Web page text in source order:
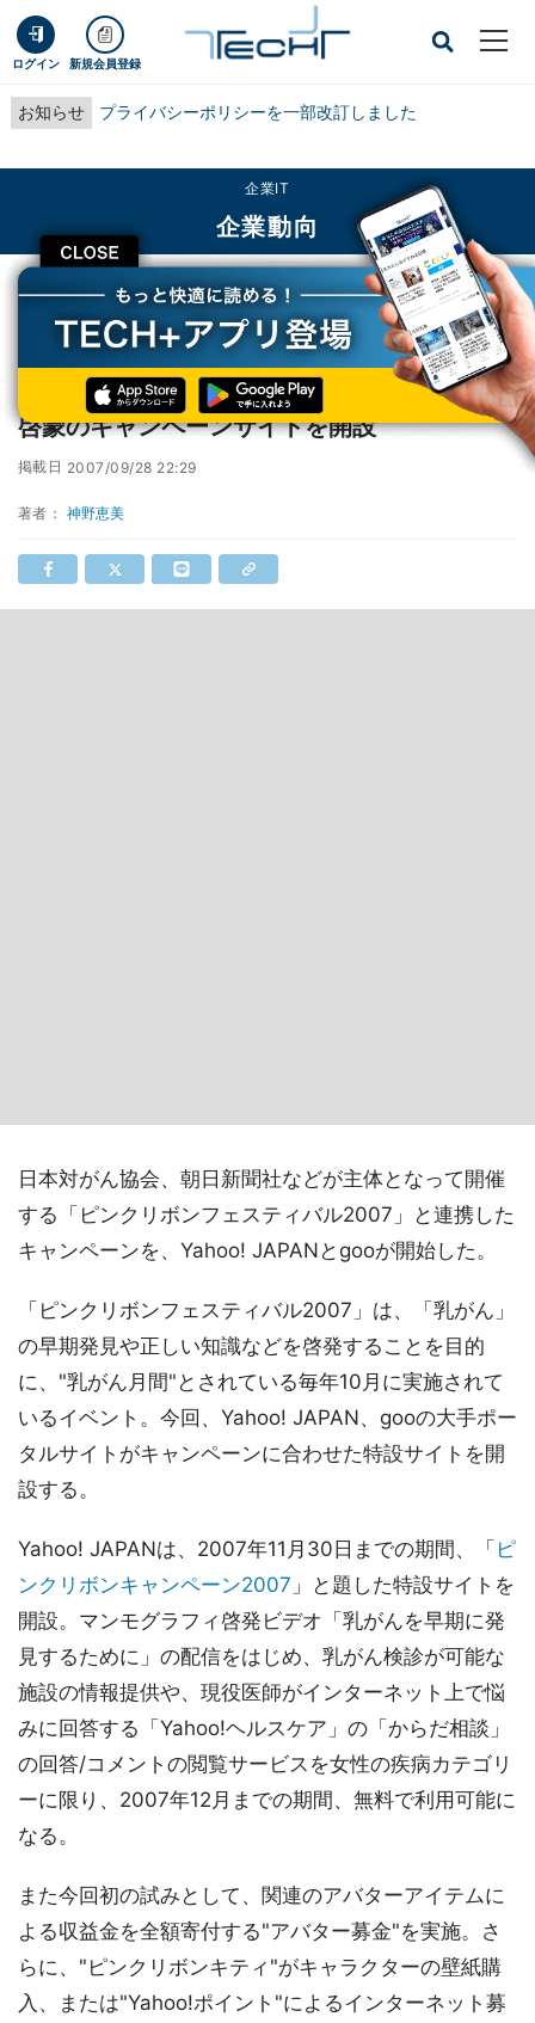
ログイン 新規会員登録
お知らせ プライバシーポリシーを一部改訂しました
CLOSE
企業IT
企業動向
TECH+ 企業IT
企業動向
Yahoo! JAPANとgooの二大ポータルが乳がん啓蒙のキャンペーンサイトを開設
Yahoo! JAPANとgooの二大ポータルが乳がん
啓蒙のキャンペーンサイトを開設
掲載日 2007/09/28 22:29
著者： 神野恵美
日本対がん協会、朝日新聞社などが主体となって開催
する「ピンクリボンフェスティバル2007」と連携した
キャンペーンを、Yahoo! JAPANとgooが開始した。
「ピンクリボンフェスティバル2007」は、「乳がん」
の早期発見や正しい知識などを啓発することを目的
に、"乳がん月間"とされている毎年10月に実施されて
いるイベント。今回、Yahoo! JAPAN、gooの大手ポー
タルサイトがキャンペーンに合わせた特設サイトを開
設する。
Yahoo! JAPANは、2007年11月30日までの期間、「 ピ
ンクリボンキャンペーン2007 」と題した特設サイトを
開設。マンモグラフィ啓発ビデオ「乳がんを早期に発
見するために」の配信をはじめ、乳がん検診が可能な
施設の情報提供や、現役医師がインターネット上で悩
みに回答する「Yahoo!ヘルスケア」の「からだ相談」
の回答/コメントの閲覧サービスを女性の疾病カテゴリ
ーに限り、2007年12月までの期間、無料で利用可能に
なる。
また今回初の試みとして、関連のアバターアイテムに
よる収益金を全額寄付する"アバター募金"を実施。さ
らに、"ピンクリボンキティ"がキャラクターの壁紙購
入、または"Yahoo!ポイント"によるインターネット募